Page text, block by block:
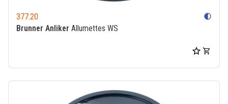
377.20 contrast
Brunner Anliker Allumettes WS